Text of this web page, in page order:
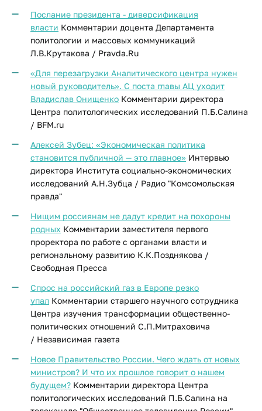
Послание президента - диверсификация
власти Комментарии доцента Департамента
политологии и массовых коммуникаций
Л.В.Крутакова / Pravda.Ru
«Для перезагрузки Аналитического центра нужен
новый руководитель». С поста главы АЦ уходит
Владислав Онищенко Комментарии директора
Центра политологических исследований П.Б.Салина
/ BFM.ru
Алексей Зубец: «Экономическая политика
становится публичной — это главное» Интервью
директора Института социально-экономических
исследований А.Н.Зубца / Радио "Комсомольская
правда"
Нищим россиянам не дадут кредит на похороны
родных Комментарии заместителя первого
проректора по работе с органами власти и
региональному развитию К.К.Позднякова /
Свободная Пресса
Спрос на российский газ в Европе резко
упал Комментарии старшего научного сотрудника
Центра изучения трансформации общественно-
политических отношений С.П.Митраховича
/ Независимая газета
Новое Правительство России. Чего ждать от новых
министров? И что их прошлое говорит о нашем
будущем? Комментарии директора Центра
политологических исследований П.Б.Салина на